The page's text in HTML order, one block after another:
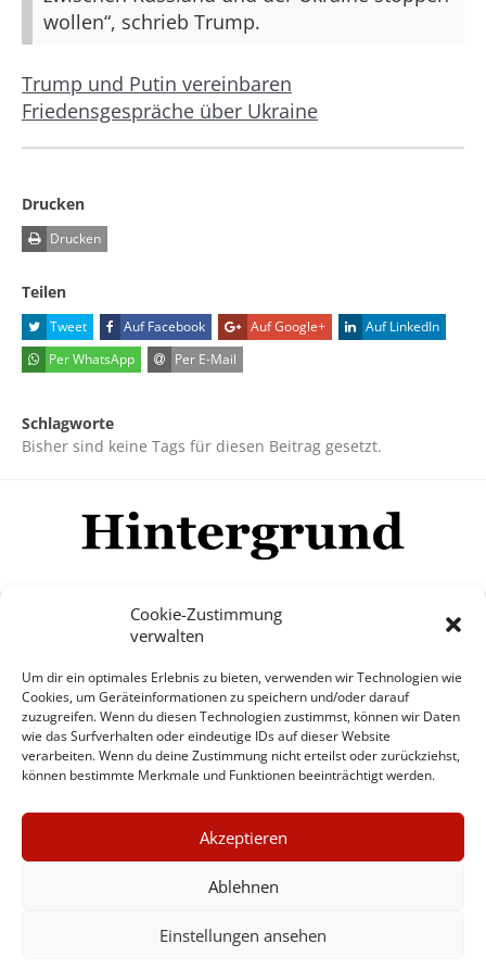
Cookie-Zustimmung
verwalten
Um dir ein optimales Erlebnis zu bieten, verwenden wir Technologien wie
Cookies, um Geräteinformationen zu speichern und/oder darauf
zuzugreifen. Wenn du diesen Technologien zustimmst, können wir Daten
wie das Surfverhalten oder eindeutige IDs auf dieser Website
verarbeiten. Wenn du deine Zustimmung nicht erteilst oder zurückziehst,
können bestimmte Merkmale und Funktionen beeinträchtigt werden.
Akzeptieren
Ablehnen
Einstellungen ansehen
wollen“, schrieb Trump.
Trump und Putin vereinbaren
Friedensgespräche über Ukraine
Drucken
Drucken
Teilen
Tweet Auf Facebook Auf Google+
Auf LinkedIn
Per WhatsApp
Per E-Mail
Schlagworte
Bisher sind keine Tags für diesen Beitrag gesetzt.
Mehr
© Copyright Hintergrund.de, 2015 - 2026
Zum Newsletter jetzt kostenlos
anmelden
erscheint ca. alle 4 Wochen
×